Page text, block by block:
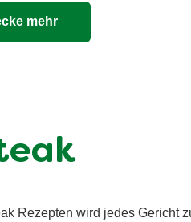
mehr
Rezepten wird jedes Gericht